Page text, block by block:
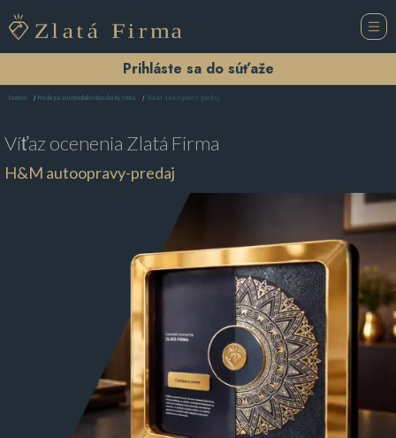
Prihláste sa do súťaže
Domov Predajca automobilov Banská Bystrica H&M autoopravy-predaj
Víťaz ocenenia Zlatá Firma
H&M autoopravy-predaj